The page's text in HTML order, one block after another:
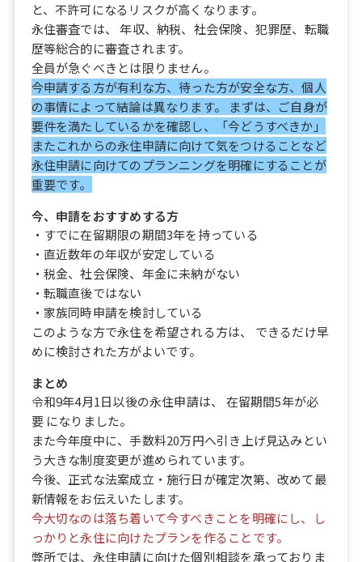
と、不許可になるリスクが高くなります。
永住審査では、 年収、納税、社会保険、犯罪歴、転職
歴等総合的に審査されます。
全員が急ぐべきとは限りません。
今申請する方が有利な方、待った方が安全な方、個人
の事情によって結論は異なります。 まずは、ご自身が
要件を満たしているかを確認し、「今どうすべきか」
またこれからの永住申請に向けて気をつけることなど
永住申請に向けてのプランニングを明確にすることが
重要です。
今、申請をおすすめする方
・すでに在留期限の期間3年を持っている
・直近数年の年収が安定している
・税金、社会保険、年金に未納がない
・転職直後ではない
・家族同時申請を検討している
このような方で永住を希望される方は、 できるだけ早
めに検討された方がよいです。
まとめ
令和9年4月1日以後の永住申請は、 在留期間5年が必
要 になりました。
また今年度中に、手数料20万円へ引き上げ見込みとい
う大きな制度変更が進められています。
今後、正式な法案成立・施行日が確定次第、改めて最
新情報をお伝えいたします。
今大切なのは落ち着いて今すべきことを明確にし、し
っかりと永住に向けたプランを作ることです。
弊所では、永住申請に向けた個別相談を承っておりま